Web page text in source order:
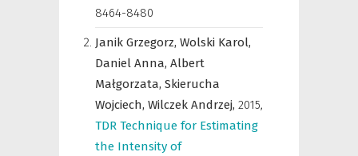
8464-8480
Janik Grzegorz, Wolski Karol,
Daniel Anna, Albert
Małgorzata, Skierucha
Wojciech, Wilczek Andrzej, 2015,
TDR Technique for Estimating
the Intensity of